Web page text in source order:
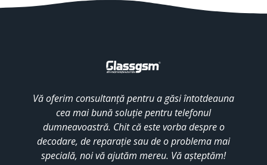
Vă oferim consultanță pentru a găsi întotdeauna
cea mai bună soluție pentru telefonul
dumneavoastră. Chit că este vorba despre o
decodare, de reparație sau de o problema mai
specială, noi vă ajutăm mereu. Vă așteptăm!